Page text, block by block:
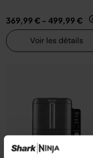
369,99 €- 499,99 €
Voir les détails